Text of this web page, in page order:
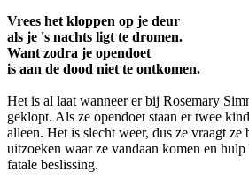
Vrees het kloppen op je deur
als je 's nachts ligt te dromen.
Want zodra je opendoet
is aan de dood niet te ontkomen.
Het is al laat wanneer er bij Rosemary
geklopt. Als ze opendoet staan er twee
alleen. Het is slecht weer, dus ze vraagt ze
uitzoeken waar ze vandaan komen en
fatale beslissing.